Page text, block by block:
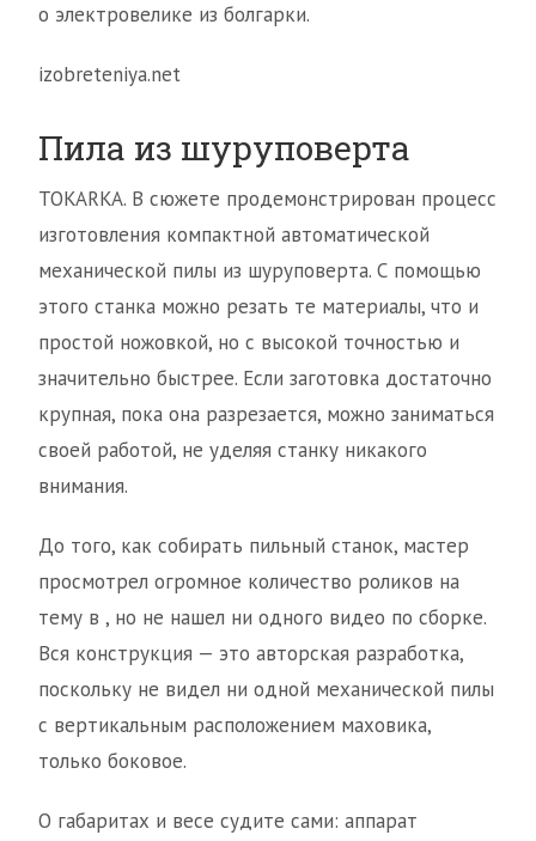
о электровелике из болгарки.
izobreteniya.net
Пила из шуруповерта
TOKARKA. В сюжете продемонстрирован процесс
изготовления компактной автоматической
механической пилы из шуруповерта. С помощью
этого станка можно резать те материалы, что и
простой ножовкой, но с высокой точностью и
значительно быстрее. Если заготовка достаточно
крупная, пока она разрезается, можно заниматься
своей работой, не уделяя станку никакого
внимания.
До того, как собирать пильный станок, мастер
просмотрел огромное количество роликов на
тему в , но не нашел ни одного видео по сборке.
Вся конструкция — это авторская разработка,
поскольку не видел ни одной механической пилы
с вертикальным расположением маховика,
только боковое.
О габаритах и весе судите сами: аппарат